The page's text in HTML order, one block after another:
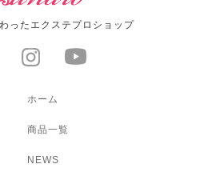
ったエクステプロショップ
ホーム
商品一覧
NEWS